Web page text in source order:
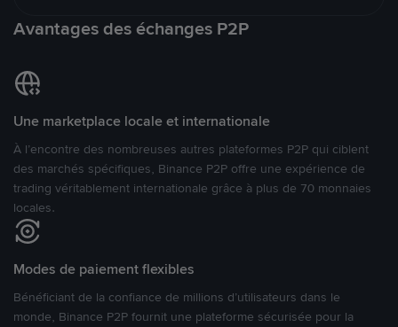
Avantages des échanges P2P
Une marketplace locale et internationale
À l’encontre des nombreuses autres plateformes P2P qui ciblent
des marchés spécifiques, Binance P2P offre une expérience de
trading véritablement internationale grâce à plus de 70 monnaies
locales.
Modes de paiement flexibles
Bénéficiant de la confiance de millions d’utilisateurs dans le
monde, Binance P2P fournit une plateforme sécurisée pour la